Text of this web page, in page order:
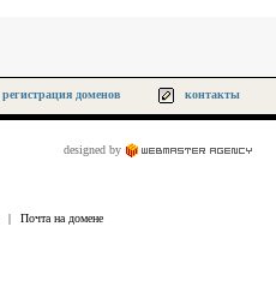
регистрация доменов контакты
designed by
| Почта на домене